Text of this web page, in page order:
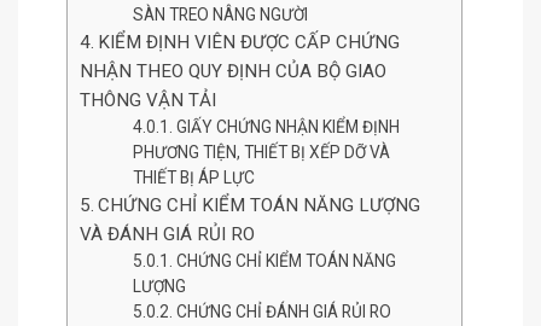
SÀN TREO NÂNG NGƯỜI
KIỂM ĐỊNH VIÊN ĐƯỢC CẤP CHỨNG
NHẬN THEO QUY ĐỊNH CỦA BỘ GIAO
THÔNG VẬN TẢI
GIẤY CHỨNG NHẬN KIỂM ĐỊNH
PHƯƠNG TIỆN, THIẾT BỊ XẾP DỠ VÀ
THIẾT BỊ ÁP LỰC
CHỨNG CHỈ KIỂM TOÁN NĂNG LƯỢNG
VÀ ĐÁNH GIÁ RỦI RO
CHỨNG CHỈ KIỂM TOÁN NĂNG
LƯỢNG
CHỨNG CHỈ ĐÁNH GIÁ RỦI RO